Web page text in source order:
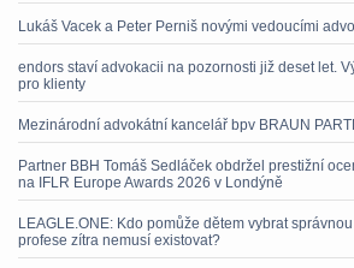
Lukáš Vacek a Peter Perniš novými vedoucími
endors staví advokacii na pozornosti již deset let.
pro klienty
Mezinárodní advokátní kancelář bpv BRAUN
Partner BBH Tomáš Sedláček obdržel prestižní
na IFLR Europe Awards 2026 v Londýně
LEAGLE.ONE: Kdo pomůže dětem vybrat
profese zítra nemusí existovat?